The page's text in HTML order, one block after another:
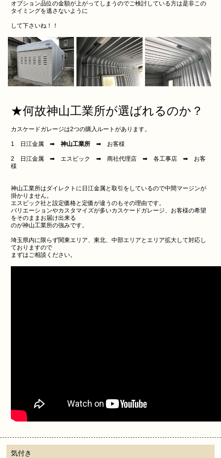
オプション品位の金額が上がってしまうのでご検討している方は是非この
タイミングを逃さないように
して下さいね！！
★何故神山工業所が選ばれるのか？
カスケードガレージは2つの購入ルートがあります。
1 日江金属 ➡ 神山工業所➡ お客様
2 日江金属 ➡ エスビック ➡ 商社代理店 ➡ 各工事店 ➡ お客
様
神山工業所はダイレクトに日江金属と取引をしているので中間マージンが
掛かりません。
エスビック社と設定価格と定価が違うのもその理由です。
バリエーションやカスタマイズが多いカスケードガレージ、お客様の希望
をそのままお届け出来る
のが神山工業所の強みです。
埼玉県内に限らず関東エリア、東北、中部エリアとエリア拡大して対応し
ておりますので
まずはご相談ください。
気付き